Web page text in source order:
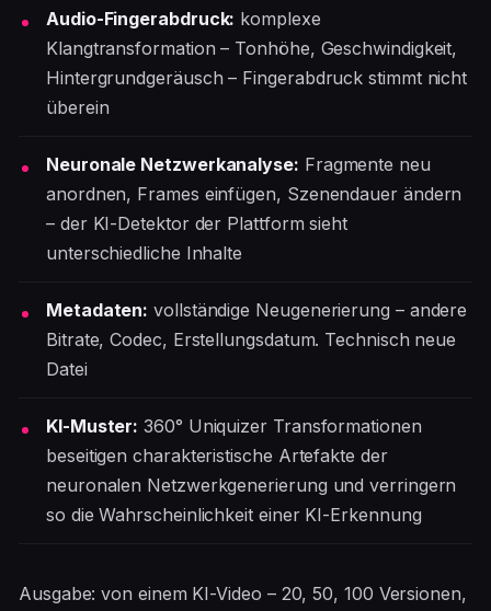
Audio-Fingerabdruck: komplexe
Klangtransformation – Tonhöhe, Geschwindigkeit,
Hintergrundgeräusch – Fingerabdruck stimmt nicht
überein
Neuronale Netzwerkanalyse: Fragmente neu
anordnen, Frames einfügen, Szenendauer ändern
– der KI-Detektor der Plattform sieht
unterschiedliche Inhalte
Metadaten: vollständige Neugenerierung – andere
Bitrate, Codec, Erstellungsdatum. Technisch neue
Datei
KI-Muster: 360° Uniquizer Transformationen
beseitigen charakteristische Artefakte der
neuronalen Netzwerkgenerierung und verringern
so die Wahrscheinlichkeit einer KI-Erkennung
Ausgabe: von einem KI-Video – 20, 50, 100 Versionen,